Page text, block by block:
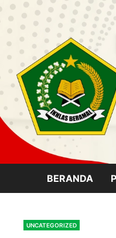
content
Skip
BERANDA
UNCATEGORIZED